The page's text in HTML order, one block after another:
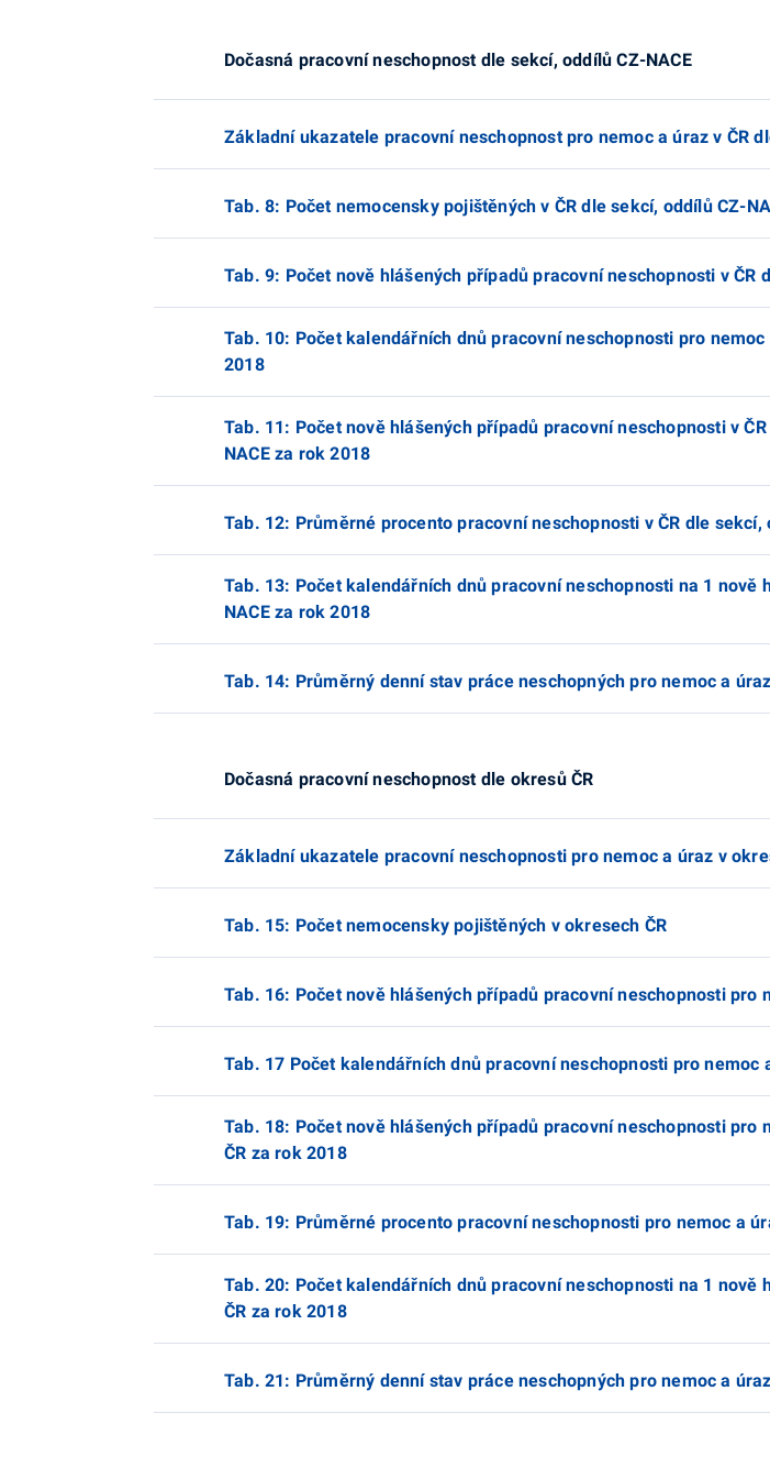
Dočasná pracovní neschopnost dle sekcí, oddílů CZ-NACE
Základní ukazatele pracovní neschopnost pro nemoc a úraz v ČR
Tab. 8: Počet nemocensky pojištěných v ČR dle sekcí, oddílů CZ-
Tab. 9: Počet nově hlášených případů pracovní neschopnosti v ČR
Tab. 10: Počet kalendářních dnů pracovní neschopnosti pro
2018
Tab. 11: Počet nově hlášených případů pracovní neschopnosti v
NACE za rok 2018
Tab. 12: Průměrné procento pracovní neschopnosti v ČR dle sekcí,
Tab. 13: Počet kalendářních dnů pracovní neschopnosti na 1 nově
NACE za rok 2018
Tab. 14: Průměrný denní stav práce neschopných pro nemoc a
Dočasná pracovní neschopnost dle okresů ČR
Základní ukazatele pracovní neschopnosti pro nemoc a úraz v
Tab. 15: Počet nemocensky pojištěných v okresech ČR
Tab. 16: Počet nově hlášených případů pracovní neschopnosti pro
Tab. 17 Počet kalendářních dnů pracovní neschopnosti pro nemoc
Tab. 18: Počet nově hlášených případů pracovní neschopnosti pro
ČR za rok 2018
Tab. 19: Průměrné procento pracovní neschopnosti pro nemoc a
Tab. 20: Počet kalendářních dnů pracovní neschopnosti na 1
ČR za rok 2018
Tab. 21: Průměrný denní stav práce neschopných pro nemoc a